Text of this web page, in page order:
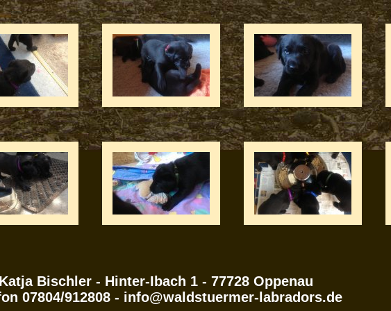
Bischler - Hinter-Ibach 1 - 77728 Oppenau
07804/912808 - info@waldstuermer-labradors.de